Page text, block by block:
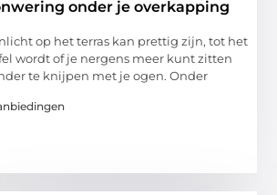
onder je overkapping
op het terras kan prettig zijn, tot het
wordt of je nergens meer kunt zitten
te knijpen met je ogen. Onder